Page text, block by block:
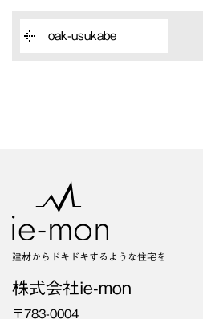
oak-usukabe
建材からドキドキするような住宅を
株式会社ie-mon
〒783-0004